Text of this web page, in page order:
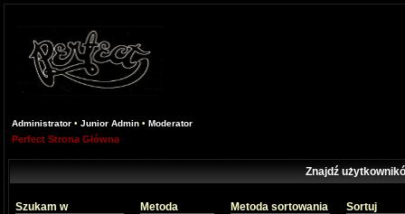
Administrator • Junior Admin • Moderator
Perfect Strona Główna
Znajdź
Szukam w Metoda Metoda sortowania Sortuj